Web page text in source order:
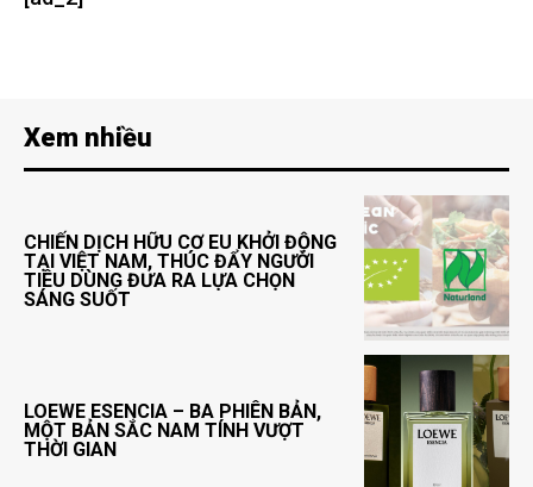
Xem nhiều
CHIẾN DỊCH HỮU CƠ EU KHỞI ĐỘNG
TẠI VIỆT NAM, THÚC ĐẨY NGƯỜI
TIÊU DÙNG ĐƯA RA LỰA CHỌN
SÁNG SUỐT
LOEWE ESENCIA – BA PHIÊN BẢN,
MỘT BẢN SẮC NAM TÍNH VƯỢT
THỜI GIAN